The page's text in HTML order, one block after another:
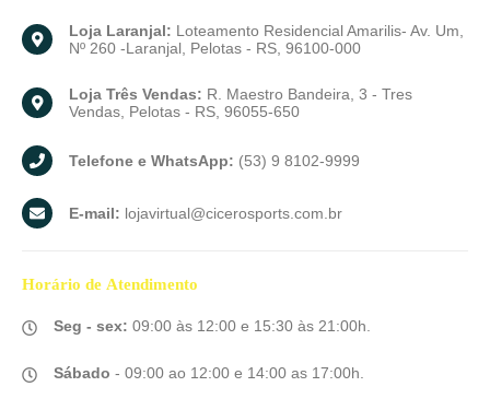
Loja Laranjal: Loteamento Residencial Amarilis- Av. Um,
Nº 260 -Laranjal, Pelotas - RS, 96100-000
Loja Três Vendas: R. Maestro Bandeira, 3 - Tres
Vendas, Pelotas - RS, 96055-650
Telefone e WhatsApp: (53) 9 8102-9999
E-mail: lojavirtual@cicerosports.com.br
Horário de Atendimento
Seg - sex: 09:00 às 12:00 e 15:30 às 21:00h.
Sábado - 09:00 ao 12:00 e 14:00 as 17:00h.